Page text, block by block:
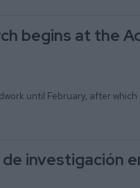
begins at the
until February, after
investigación